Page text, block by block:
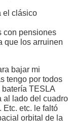
el clásico
con pensiones
que los arruinen
bajar mi
tengo por todos
batería TESLA
al lado del cuadro
Etc. etc. le faltó
orbital de la